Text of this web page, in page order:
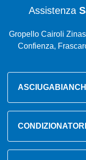
Assistenza
Gropello Cairoli
Confienza,
CONDIZIONATORI